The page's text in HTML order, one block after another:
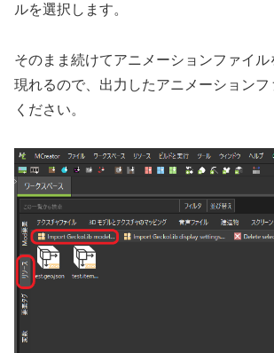
ルを選択します。
そのまま続けてアニメーションファイ
現れるので、出力したアニメーションフ
ください。